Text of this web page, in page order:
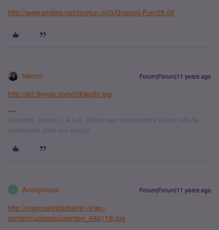
http://www.smilies.paintingfun.nl/G/Grappig-Fun/25.gif
Naomi Forum|Forum|11 years ago
http://i62.tinypic.com/2d0kp3n.jpg
Groetjes, Naomi || A.u.b. alleen een privébericht sturen als de
moderator daar om vraagt.
A Anonymous Forum|Forum|11 years ago
http://magnusleidscherijn.nl/wp-
content/uploads/paarden_666118i.jpg